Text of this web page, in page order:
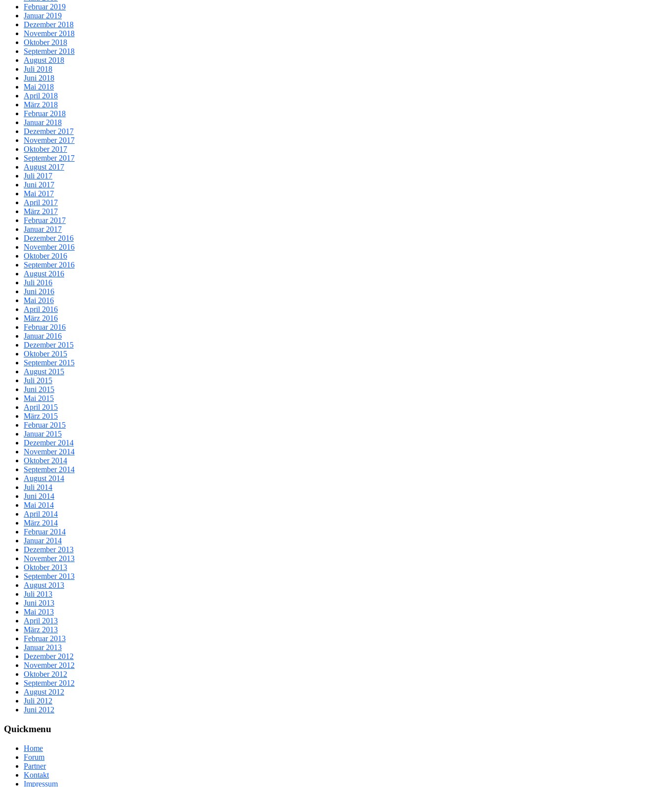
Februar 2019
Januar 2019
Dezember 2018
November 2018
Oktober 2018
September 2018
August 2018
Juli 2018
Juni 2018
Mai 2018
April 2018
März 2018
Februar 2018
Januar 2018
Dezember 2017
November 2017
Oktober 2017
September 2017
August 2017
Juli 2017
Juni 2017
Mai 2017
April 2017
März 2017
Februar 2017
Januar 2017
Dezember 2016
November 2016
Oktober 2016
September 2016
August 2016
Juli 2016
Juni 2016
Mai 2016
April 2016
März 2016
Februar 2016
Januar 2016
Dezember 2015
Oktober 2015
September 2015
August 2015
Juli 2015
Juni 2015
Mai 2015
April 2015
März 2015
Februar 2015
Januar 2015
Dezember 2014
November 2014
Oktober 2014
September 2014
August 2014
Juli 2014
Juni 2014
Mai 2014
April 2014
März 2014
Februar 2014
Januar 2014
Dezember 2013
November 2013
Oktober 2013
September 2013
August 2013
Juli 2013
Juni 2013
Mai 2013
April 2013
März 2013
Februar 2013
Januar 2013
Dezember 2012
November 2012
Oktober 2012
September 2012
August 2012
Juli 2012
Juni 2012
Quickmenu
Home
Forum
Partner
Kontakt
Impressum